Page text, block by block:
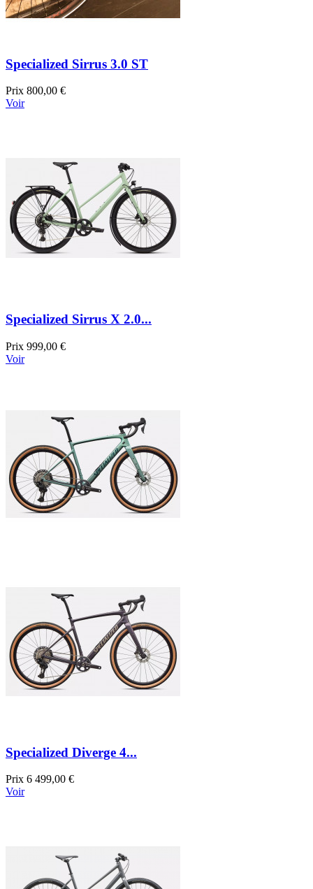
Specialized Sirrus 3.0 ST
Prix 800,00 €
Voir
Specialized Sirrus X 2.0...
Prix 999,00 €
Voir
Specialized Diverge 4...
Prix 6 499,00 €
Voir